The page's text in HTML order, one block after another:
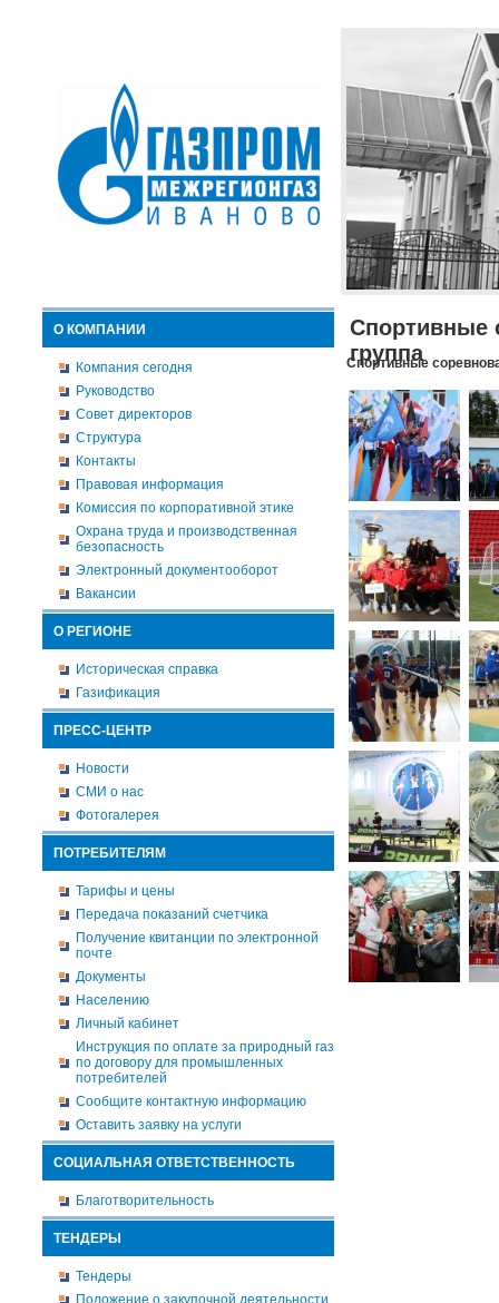
О КОМПАНИИ
Компания сегодня
Руководство
Совет директоров
Структура
Контакты
Правовая информация
Комиссия по корпоративной этике
Охрана труда и производственная
безопасность
Электронный документооборот
Вакансии
О РЕГИОНЕ
Историческая справка
Газификация
ПРЕСС-ЦЕНТР
Новости
СМИ о нас
Фотогалерея
ПОТРЕБИТЕЛЯМ
Тарифы и цены
Передача показаний счетчика
Получение квитанции по электронной
почте
Документы
Населению
Личный кабинет
Инструкция по оплате за природный газ
по договору для промышленных
потребителей
Сообщите контактную информацию
Оставить заявку на услуги
СОЦИАЛЬНАЯ ОТВЕТСТВЕННОСТЬ
Благотворительность
ТЕНДЕРЫ
Тендеры
Положение о закупочной деятельности
Спортивные
группа
Спортивные